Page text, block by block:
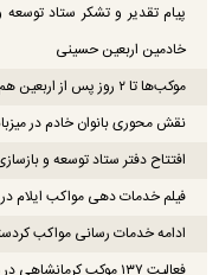
پیام تقدیر و تشکر ستاد توسعه
خادمین اربعین حسینی
موکب‌ها تا ۲ روز پس از اربعین هم به زائران خدمت‌رسانی می‌کنند
نقش محوری بانوان خادم در
افتتاح دفتر ستاد توسعه و
فیلم خدمات دهی مواکب ایلام در
ادامه خدمات رسانی مواکب